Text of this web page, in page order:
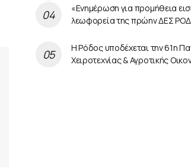
«Ενημέρωση για προμήθεια
λεωφορεία της πρώην ΔΕΣ
Η Ρόδος υποδέχεται την 61η
Χειροτεχνίας & Αγροτικής